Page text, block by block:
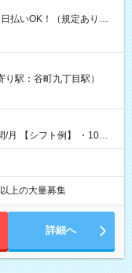
コンビニATMから 日払
駅：谷町九丁目駅）
10：
上の大量募集
詳細へ